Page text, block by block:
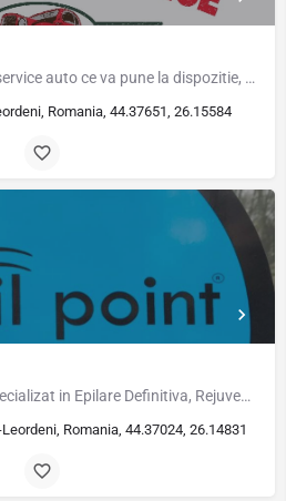
Boom Car Service este un service auto ce va pune la dispozitie, o gama larga de servicii pentru masini de…
Romania, 44.37651, 26.15584
Salon de Infrumusetare Specializat in Epilare Definitiva, Rejuvenare Faciala, Curatare Faciala anti-puncte…
Romania, 44.37024, 26.14831